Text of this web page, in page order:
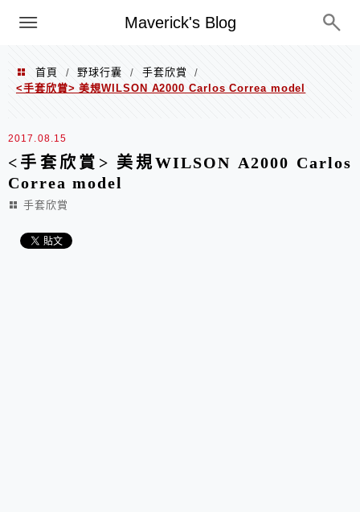
Maverick's Blog
Menu
首頁 / 野球行囊 / 手套欣賞
/
<手套欣賞> 美規WILSON A2000 Carlos Correa model
2017.08.15
<手套欣賞> 美規WILSON A2000 Carlos
Correa model
手套欣賞